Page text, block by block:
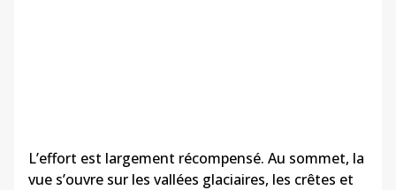
L’effort est largement récompensé. Au sommet, la
vue s’ouvre sur les vallées glaciaires, les crêtes et